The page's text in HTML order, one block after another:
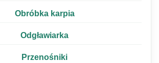
Obróbka karpia
Odgławiarka
Przenośniki